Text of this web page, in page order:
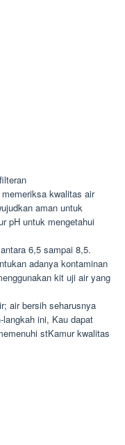
kwalitas air
aman untuk
pH untuk mengetahui
6,5 sampai 8,5.
adanya kontaminan
kit uji air yang
air bersih seharusnya
langkah ini, Kau dapat
stKamur kwalitas